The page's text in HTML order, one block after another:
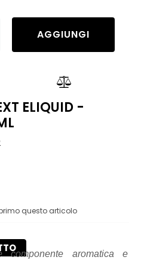
AGGIUNGI
ELIQUID -
questo articolo
componente aromatica e